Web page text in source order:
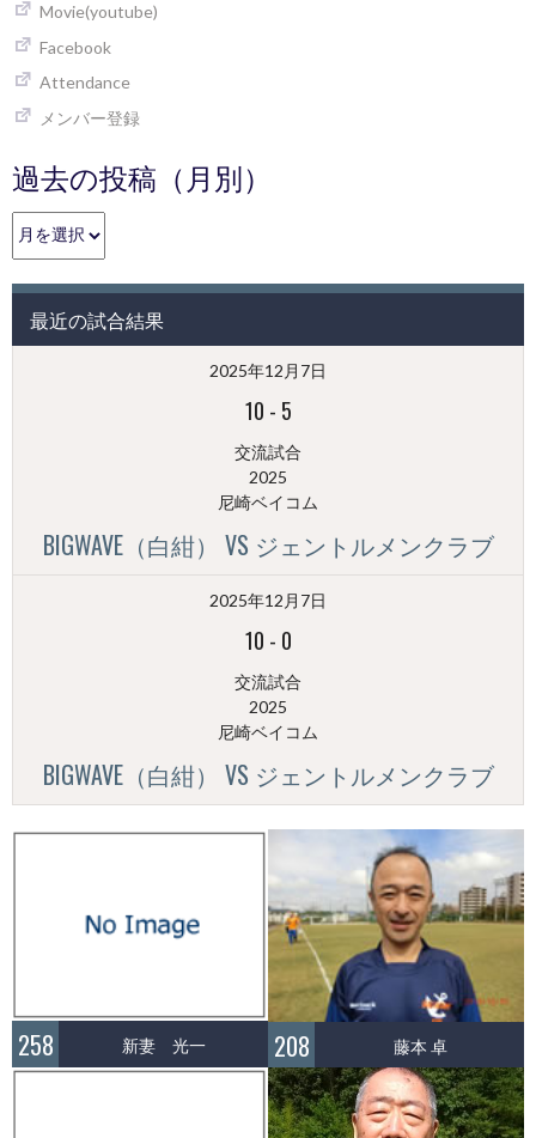
Movie(youtube)
Facebook
Attendance
メンバー登録
過去の投稿（月別）
過
去
投
（月
最近の試合結果
2025年12月7日
10 - 5
交流試合
2025
尼崎ベイコム
BIGWAVE（白紺） VS ジェントルメンクラブ
2025年12月7日
10 - 0
交流試合
2025
尼崎ベイコム
BIGWAVE（白紺） VS ジェントルメンクラブ
258 新妻 光一 208 藤本 卓